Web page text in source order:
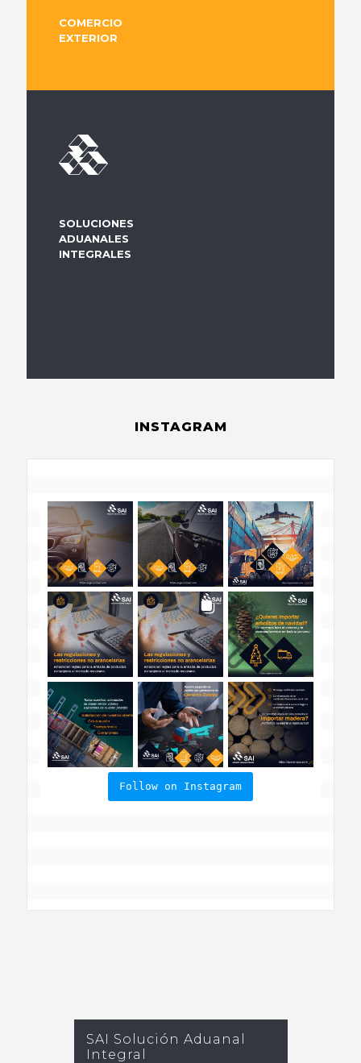
COMERCIO
EXTERIOR
SOLUCIONES
ADUANALES
INTEGRALES
INSTAGRAM
Follow on Instagram
SAI Solución Aduanal
Integral